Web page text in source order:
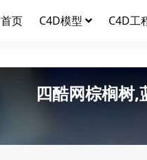
首页 C4D模型 C4D工
四酷网棕榈树,